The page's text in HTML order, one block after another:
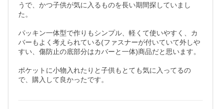
うで、かつ子供が気に入るものを長い期間探していまし
た。
パッキン一体型で作りもシンプル、軽くて使いやすく、カ
バーもよく考えられている(ファスナーが付いていて外しや
すい、傷防止の底部分はカバーと一体)商品だと思います。
ポケットに小物入れたりと子供もとても気に入ってるの
で、購入して良かったです。